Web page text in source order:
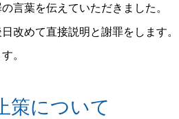
言葉を伝えていただきました。
改めて直接説明と謝罪をします。
。
について